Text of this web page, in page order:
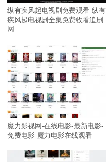
纵有疾风起电视剧免费观看-纵有
疾风起电视剧全集免费收看追剧
网
魔力影视网-在线电影-最新电影-
免费电影-魔力电影在线观看